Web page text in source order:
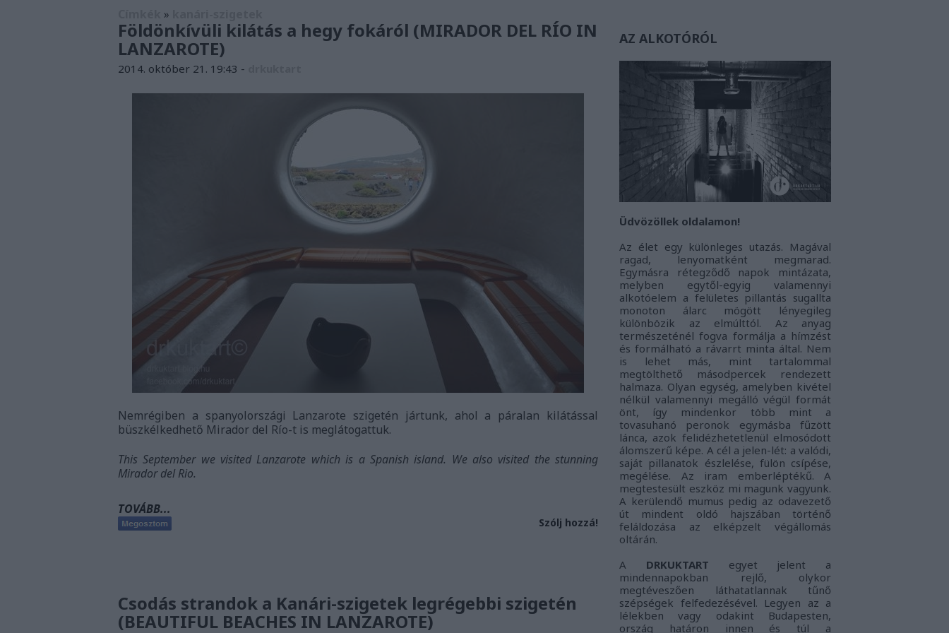
»
Földönkívüli kilátás a hegy fokáról (MIRADOR DEL RÍO IN
LANZAROTE)
2014. október 21. 19:43 -
Nemrégiben a spanyolországi Lanzarote szigetén jártunk, ahol a páralan kilátással
büszkélkedhető Mirador del Río-t is meglátogattuk.
This September we visited Lanzarote which is a Spanish island. We also visited the stunning
Mirador del Rio.
TOVÁBB...
Szólj hozzá!
Csodás strandok a Kanári-szigetek legrégebbi szigetén
(BEAUTIFUL BEACHES IN LANZAROTE)
AZ ALKOTÓRÓL
Üdvözöllek oldalamon!
Az élet egy különleges utazás. Magával
ragad, lenyomatként megmarad.
Egymásra rétegződő napok mintázata,
melyben egytől-egyig valamennyi
alkotóelem a felületes pillantás sugallta
monoton álarc mögött lényegileg
különbözik az elmúlttól. Az anyag
természeténél fogva formálja a hímzést
és formálható a rávarrt minta által. Nem
is lehet más, mint tartalommal
megtölthető másodpercek rendezett
halmaza. Olyan egység, amelyben kivétel
nélkül valamennyi megálló végül formát
önt, így mindenkor több mint a
tovasuhanó peronok egymásba fűzött
lánca, azok felidézhetetlenül elmosódott
álomszerű képe. A cél a jelen-lét: a valódi,
saját pillanatok észlelése, fülön csípése,
megélése. Az iram emberléptékű. A
megtestesült eszköz mi magunk vagyunk.
A kerülendő mumus pedig az odavezető
út mindent oldó hajszában történő
feláldozása az elképzelt végállomás
oltárán.
A
DRKUKTART egyet jelent a
mindennapokban rejlő, olykor
megtéveszően láthatatlannak tűnő
szépségek felfedezésével. Legyen az a
lélekben vagy odakint Budapesten,
ország határon innen és túl a